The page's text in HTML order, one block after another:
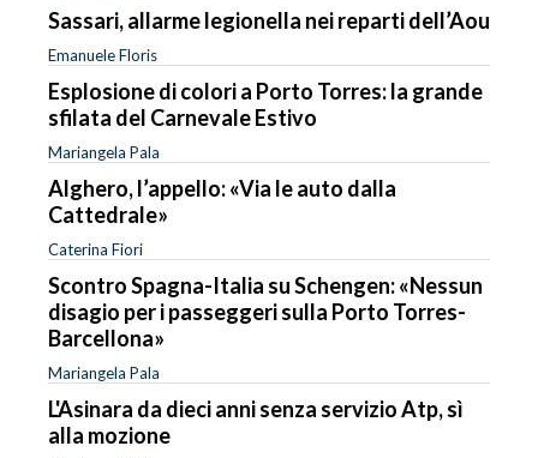
Sassari, allarme legionella nei reparti dell’Aou
Emanuele Floris
Esplosione di colori a Porto Torres: la grande
sfilata del Carnevale Estivo
Mariangela Pala
Alghero, l’appello: «Via le auto dalla
Cattedrale»
Caterina Fiori
Scontro Spagna-Italia su Schengen: «Nessun
disagio per i passeggeri sulla Porto Torres-
Barcellona»
Mariangela Pala
L'Asinara da dieci anni senza servizio Atp, sì
alla mozione